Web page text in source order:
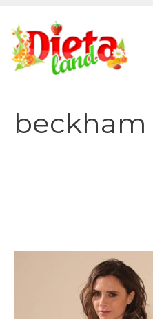
contenuto
beckham